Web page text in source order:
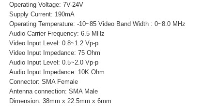
Operating Voltage: 7V-24V
Supply Current: 190mA
Operating Temperature: -10~85 Video Band Width : 0~8.0 MHz
Audio Carrier Frequency: 6.5 MHz
Video Input Level: 0.8~1.2 Vp-p
Video Input Impedance: 75 Ohm
Audio Input Level: 0.5~2.0 Vp-p
Audio Input Impedance: 10K Ohm
Connector: SMA Female
Antenna connection: SMA Male
Dimension: 38mm x 22.5mm x 6mm